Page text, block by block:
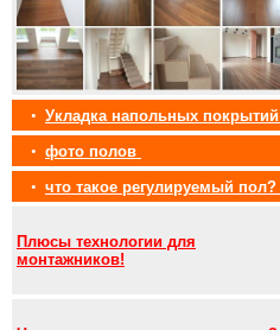
• Укладка напольных покрытий
• фото полов
• что такое регулируемый пол?
Плюсы технологии для
монтажников!